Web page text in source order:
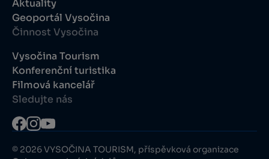
Aktuality
Geoportál Vysočina
Činnost Vysočina
Vysočina Tourism
Konferenční turistika
Filmová kancelář
Sledujte nás
© 2026 VYSOČINA TOURISM, příspěvková organizace